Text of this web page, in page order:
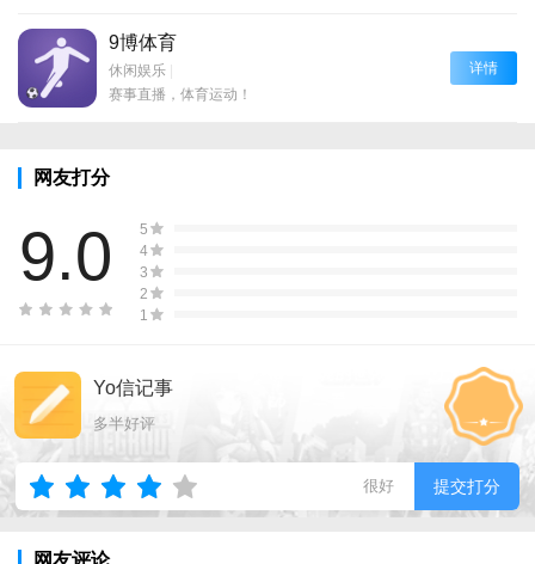
9博体育
休闲娱乐 |
赛事直播，体育运动！
详情
网友打分
9.0
5
4
3
2
1
Yo信记事
多半好评
很好 提交打分
网友评论